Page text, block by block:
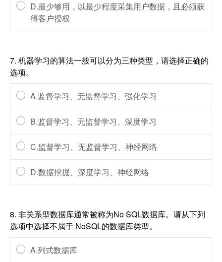
D.最少够用，以最少程度采集用户数据，且必须获
得客户授权
7. 机器学习的算法一般可以分为三种类型，请选择正确的
选项。
A.监督学习、无监督学习、强化学习
B.监督学习、无监督学习、深度学习
C.监督学习、无监督学习、神经网络
D.数据挖掘、深度学习、神经网络
8. 非关系型数据库通常被称为No SQL数据库。请从下列
选项中选择不属于 NoSQL的数据库类型。
A.列式数据库